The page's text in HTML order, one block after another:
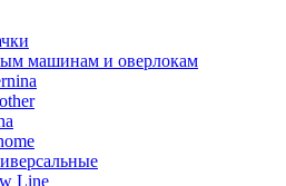
машинам и оверлокам
Line